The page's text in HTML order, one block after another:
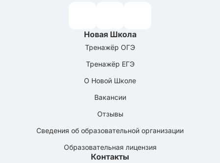
Новая Школа
Тренажёр ОГЭ
Тренажёр ЕГЭ
О Новой Школе
Вакансии
Отзывы
Сведения об образовательной организации
Образовательная лицензия
Контакты